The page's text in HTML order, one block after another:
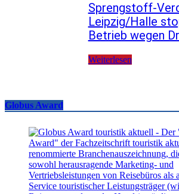
Sprengstoff-
Leipzig/Halle
Betrieb wegen
Weiterlesen
Globus Award